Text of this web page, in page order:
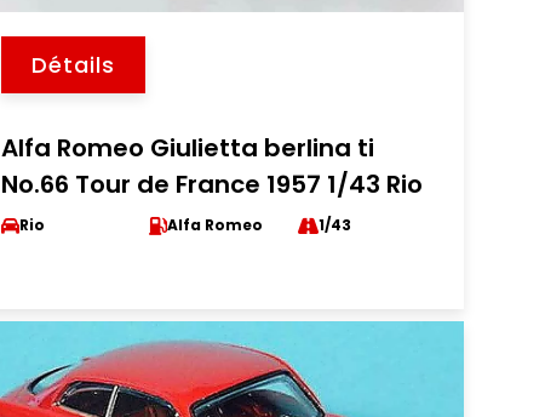
Détails
Alfa Romeo Giulietta berlina ti
No.66 Tour de France 1957 1/43 Rio
Rio Alfa Romeo 1/43